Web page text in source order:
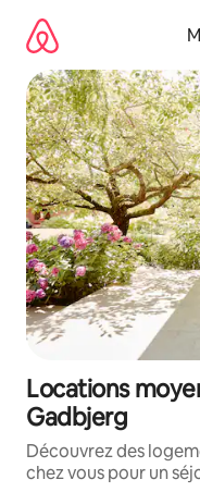
directement
contenu
Locations
Gadbjerg
Découvrez des
chez vous pour un